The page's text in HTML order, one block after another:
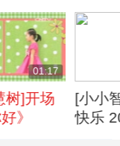
01:17
树]开场
》
[小小
快乐